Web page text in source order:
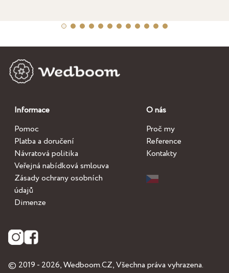
Informace
Pomoc
Platba a doručení
Návratová politika
Veřejná nabídková smlouva
Zásady ochrany osobních
údajů
Dimenze
O nás
Proč my
Reference
Kontakty
© 2019 - 2026,Wedboom.CZ, Všechna práva vyhrazena.